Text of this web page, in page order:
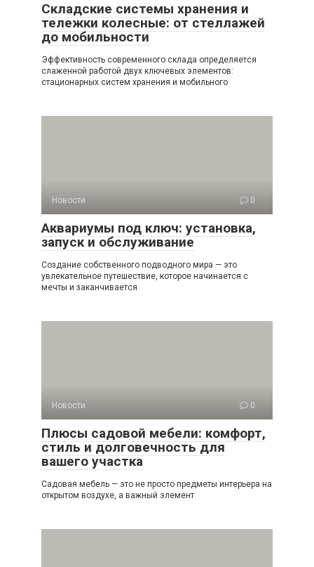
Складские системы хранения и
тележки колесные: от стеллажей
до мобильности
Эффективность современного склада определяется
слаженной работой двух ключевых элементов:
стационарных систем хранения и мобильного
Новости 0
Аквариумы под ключ: установка,
запуск и обслуживание
Создание собственного подводного мира — это
увлекательное путешествие, которое начинается с
мечты и заканчивается
Новости 0
Плюсы садовой мебели: комфорт,
стиль и долговечность для
вашего участка
Садовая мебель — это не просто предметы интерьера на
открытом воздухе, а важный элемент